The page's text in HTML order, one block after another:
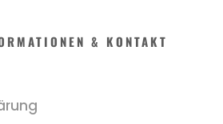
& KONTAKT